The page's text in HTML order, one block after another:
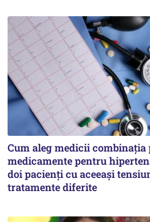
Cum aleg medicii
medicamente pentru
doi pacienți cu aceeași
tratamente diferite